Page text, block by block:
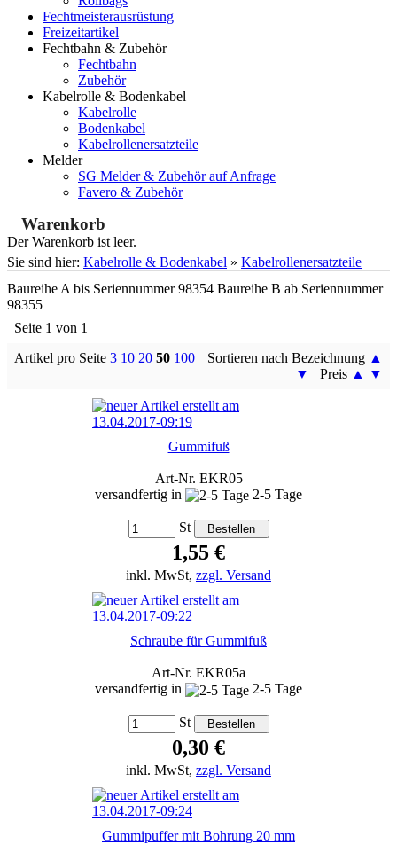
Fechtmeisterausrüstung
Freizeitartikel
Fechtbahn & Zubehör
Fechtbahn
Zubehör
Kabelrolle & Bodenkabel
Kabelrolle
Bodenkabel
Kabelrollenersatzteile
Melder
SG Melder & Zubehör auf Anfrage
Favero & Zubehör
Warenkorb
Der Warenkorb ist leer.
Sie sind hier: Kabelrolle & Bodenkabel » Kabelrollenersatzteile
Baureihe A bis Seriennummer 98354 Baureihe B ab Seriennummer
98355
Seite 1 von 1
Artikel pro Seite 3 10 20 50 100 Sortieren nach Bezeichnung ▲
▼
Preis ▲ ▼
Gummifuß
Art-Nr. EKR05
versandfertig in
2-5 Tage
St
1,55 €
inkl. MwSt, zzgl. Versand
Schraube für Gummifuß
Art-Nr. EKR05a
versandfertig in
2-5 Tage
St
0,30 €
inkl. MwSt, zzgl. Versand
Gummipuffer mit Bohrung 20 mm